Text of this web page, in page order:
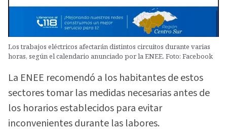
Los trabajos eléctricos afectarán distintos circuitos durante varias
horas, según el calendario anunciado por la ENEE. Foto: Facebook
La ENEE recomendó a los habitantes de estos
sectores tomar las medidas necesarias antes de
los horarios establecidos para evitar
inconvenientes durante las labores.